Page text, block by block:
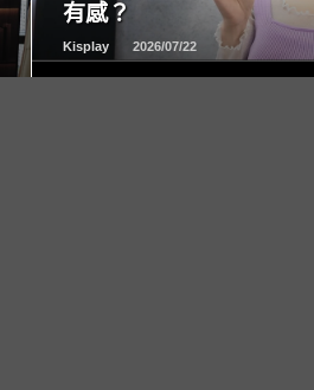
有感？
Kisplay 2026/07/22